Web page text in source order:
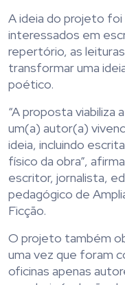
A ideia do projeto
interessados em
repertório, as
transformar uma
poético.
“A proposta viabiliza
um(a) autor(a)
ideia, incluindo
físico da obra”,
escritor, jornalista,
pedagógico de
Ficção.
O projeto também
uma vez que foram
oficinas apenas